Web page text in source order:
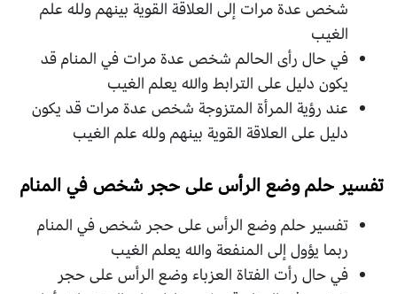
شخص عدة مرات إلى العلاقة القوية بينهم ولله علم
الغيب
في حال رأى الحالم شخص عدة مرات في المنام قد
يكون دليل على الترابط والله يعلم الغيب
عند رؤية المرأة المتزوجة شخص عدة مرات قد يكون
دليل على العلاقة القوية بينهم ولله علم الغيب
تفسير حلم وضع الرأس على حجر شخص في المنام
تفسير حلم وضع الرأس على حجر شخص في المنام
ربما يؤول إلى المنفعة والله يعلم الغيب
في حال رأت الفتاة العزباء وضع الرأس على حجر